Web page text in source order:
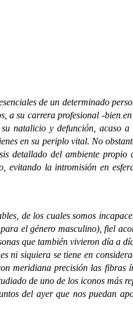
de un determinado
a su carrera profesional -bien
natalicio y defunción, acaso a
en su periplo vital. No
detallado del ambiente propio
evitando la intromisión en
de los cuales somos
el género masculino), fiel
que también vivieron día a
ni siquiera se tiene en
meridiana precisión las fibras
de uno de los iconos más
del ayer que nos puedan